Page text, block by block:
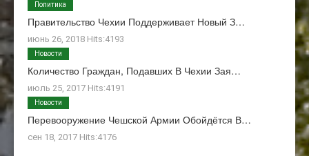
Правительство Чехии Поддерживает Новый З…
июнь 26, 2018 Hits:4193
Политика
Количество Граждан, Подавших В Чехии Зая…
июль 25, 2017 Hits:4191
Новости
Перевооружение Чешской Армии Обойдётся В…
сен 18, 2017 Hits:4176
Новости